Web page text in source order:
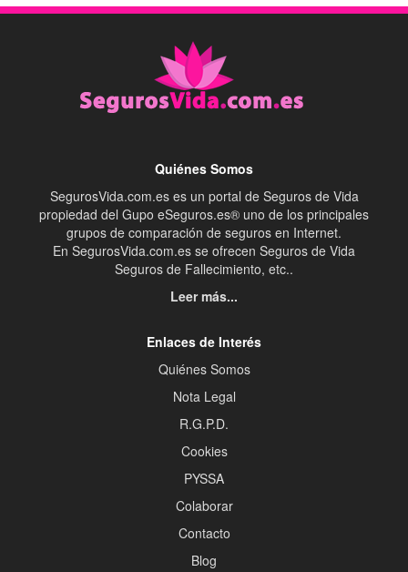
Quiénes Somos
SegurosVida.com.es es un portal de Seguros de Vida
propiedad del Gupo eSeguros.es® uno de los principales
grupos de comparación de seguros en Internet.
En SegurosVida.com.es se ofrecen Seguros de Vida
Seguros de Fallecimiento, etc..
Leer más...
Enlaces de Interés
Quiénes Somos
Nota Legal
R.G.P.D.
Cookies
PYSSA
Colaborar
Contacto
Blog